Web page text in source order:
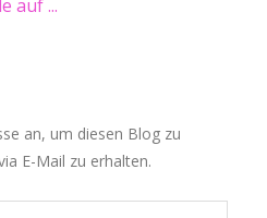
auf ...
an, um diesen Blog zu
E-Mail zu erhalten.